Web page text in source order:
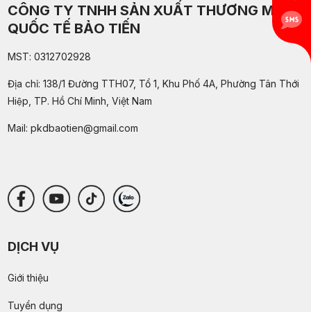
CÔNG TY TNHH SẢN XUẤT THƯƠNG MẠI
QUỐC TẾ BẢO TIẾN
MST: 0312702928
Địa chỉ: 138/1 Đường TTH07, Tổ 1, Khu Phố 4A, Phường Tân Thới
Hiệp, TP. Hồ Chí Minh, Việt Nam
Mail: pkdbaotien@gmail.com
DỊCH VỤ
Giới thiệu
Tuyển dụng